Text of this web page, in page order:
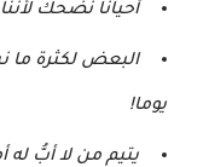
أحيانا نضحك
البعض لكثرة ما
يوما!
يتيم من لا أبُّ له